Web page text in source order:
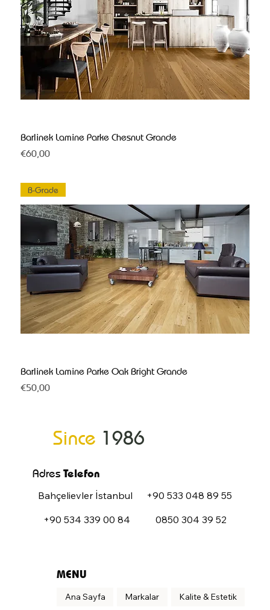
Barlinek Lamine Parke Chesnut Grande
Fiyat
€60,00
B-Grade
Barlinek Lamine Parke Oak Bright Grande
Fiyat
€50,00
Since 1986
Adres Telefon
Bahçelievler İstanbul
+90 533 048 89 55
+90 534 339 00 84
0850 304 39 52
MENU
Ana Sayfa Markalar Kalite & Estetik